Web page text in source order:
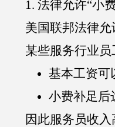
1. 法律允许“小
美国联邦法律允
某些服务行业员
基本工资可
小费补足后
因此服务员收入